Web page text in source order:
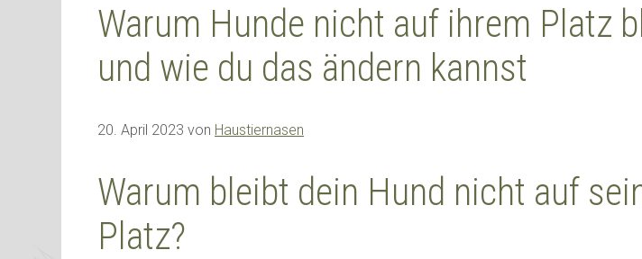
Warum Hunde nicht auf ihrem Platz
und wie du das ändern kannst
20. April 2023 von Haustiernasen
Warum bleibt dein Hund nicht auf
Platz?